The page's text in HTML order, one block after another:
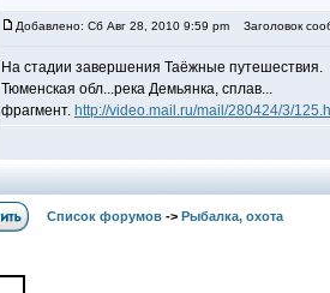
Добавлено: Сб Авг 28, 2010 9:59 pm Заголовок
На стадии завершения Таёжные путешествия.
Тюменская обл...река Демьянка, сплав...
фрагмент. http://video.mail.ru/mail/280424/3/
Список форумов -> Рыбалка, охота